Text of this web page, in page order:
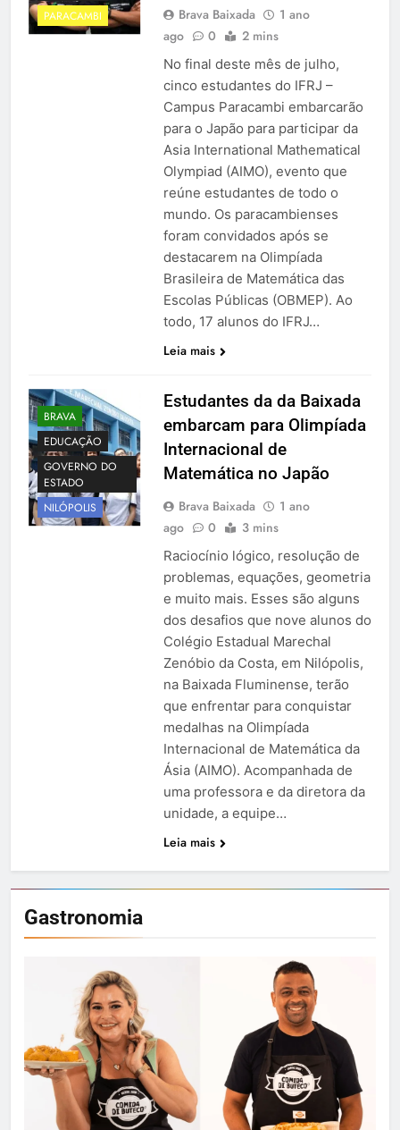
Gastronomia
PARACAMBI
Brava Baixada
1 ano
ago
0 2 mins
No final deste mês de julho,
cinco estudantes do IFRJ –
Campus Paracambi embarcarão
para o Japão para participar da
Asia International Mathematical
Olympiad (AIMO), evento que
reúne estudantes de todo o
mundo. Os paracambienses
foram convidados após se
destacarem na Olimpíada
Brasileira de Matemática das
Escolas Públicas (OBMEP). Ao
todo, 17 alunos do IFRJ…
Leia mais
BRAVA
EDUCAÇÃO
GOVERNO DO
ESTADO
NILÓPOLIS
Estudantes da da Baixada
embarcam para Olimpíada
Internacional de
Matemática no Japão
Brava Baixada
1 ano
ago
0 3 mins
Raciocínio lógico, resolução de
problemas, equações, geometria
e muito mais. Esses são alguns
dos desafios que nove alunos do
Colégio Estadual Marechal
Zenóbio da Costa, em Nilópolis,
na Baixada Fluminense, terão
que enfrentar para conquistar
medalhas na Olimpíada
Internacional de Matemática da
Ásia (AIMO). Acompanhada de
uma professora e da diretora da
unidade, a equipe…
Leia mais